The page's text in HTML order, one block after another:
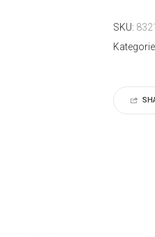
SKU: